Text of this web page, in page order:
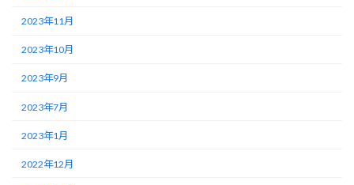
2023年11月
2023年10月
2023年9月
2023年7月
2023年1月
2022年12月